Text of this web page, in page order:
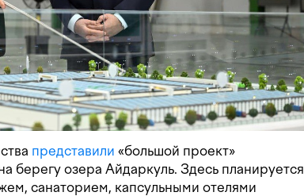
представили «большой проект»
берегу озера Айдаркуль. Здесь планируется
санаторием, капсульными отелями